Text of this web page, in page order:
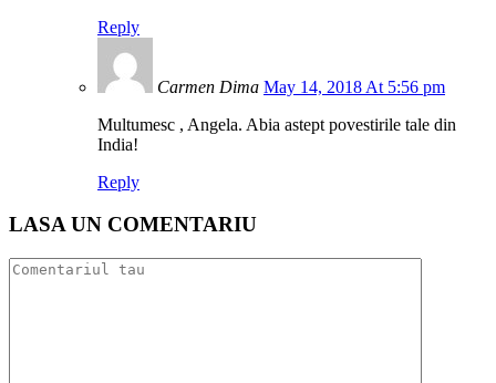
Reply
Carmen Dima May 14, 2018 At 5:56 pm
Multumesc , Angela. Abia astept povestirile tale din
India!
Reply
LASA UN COMENTARIU